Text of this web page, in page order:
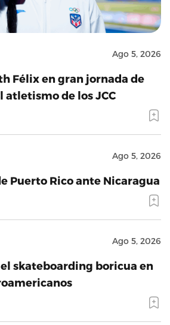
Ago 5, 2026
Félix en gran jornada de
atletismo de los JCC
Ago 5, 2026
Puerto Rico ante Nicaragua
Ago 5, 2026
skateboarding boricua en